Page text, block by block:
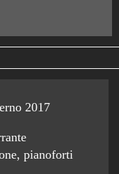
2017
pianoforti